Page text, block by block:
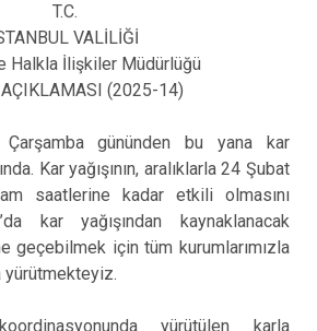
Maltepe
Şişli
Ataşehir
Başakşehir
Çekmeköy
Esenyurt
Sancaktepe
T.C.
VALİLİĞİ
Halkla İlişkiler Müdürlüğü
(2025-14)
gününden bu yana kar
Kar yağışının, aralıklarla 24 Şubat
saatlerine kadar etkili olmasını
kar yağışından kaynaklanacak
geçebilmek için tüm kurumlarımızla
yürütmekteyiz.
yürütülen karla